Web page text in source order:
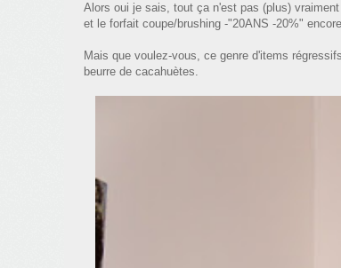
Alors oui je sais, tout ça n'est pas (plus)
et le forfait coupe/brushing -"20ANS -20%"
Mais que voulez-vous, ce genre d'items
beurre de cacahuètes.